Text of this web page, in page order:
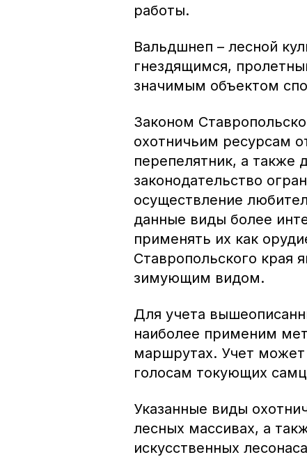
работы.
Вальдшнеп – лесной
гнездящимся,
значимым объектом
Законом
охотничьим ресурсам
перепелятник, а также
законодательство
осуществление
данные виды более
применять их как
Ставропольского края
зимующим видом.
Для учета
наиболее применим
маршрутах. Учет может
голосам токующих
Указанные виды
лесных массивах, а
искусственных